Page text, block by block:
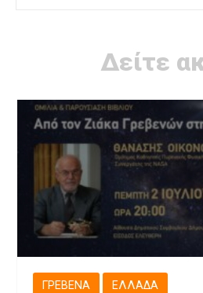
Δείτε
ΓΡΕΒΕΝΆ ΕΛΛΆΔΑ